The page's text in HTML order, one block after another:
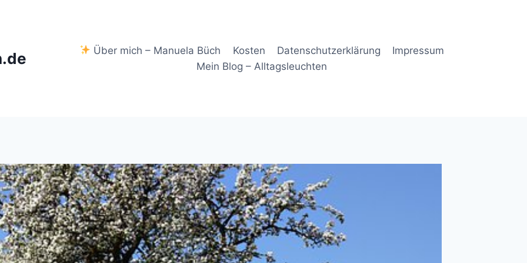
Über mich – Manuela Büch Kosten Datenschutzerklärung
Impressum
Mein Blog – Alltagsleuchten